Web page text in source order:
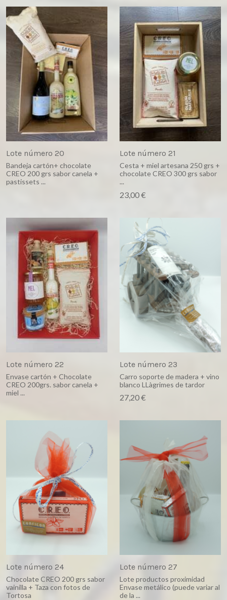
Lote número 20
Bandeja cartón+ chocolate
CREO 200 grs sabor canela +
pastissets ...
Lote número 21
Cesta + miel artesana 250 grs +
chocolate CREO 300 grs sabor
...
23,00 €
Lote número 22
Envase cartón + Chocolate
CREO 200grs. sabor canela +
miel ...
Lote número 23
Carro soporte de madera + vino
blanco LLàgrimes de tardor
27,20 €
Lote número 24
Chocolate CREO 200 grs sabor
vainilla + Taza con fotos de
Tortosa
Lote número 27
Lote productos proximidad
Envase metálico (puede variar al
de la ...